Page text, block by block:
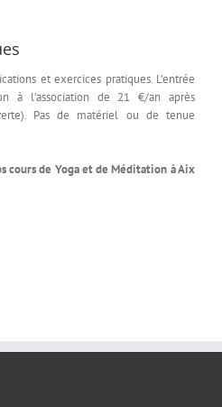
et exercices pratiques. L’entrée
à l’association de 21 €/an après
Pas de matériel ou de tenue
cours de Yoga et de Méditation à Aix